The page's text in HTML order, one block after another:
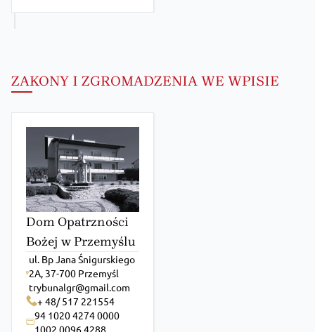
ZAKONY I ZGROMADZENIA WE WPISIE
Dom Opatrzności
Bożej w Przemyślu
ul. Bp Jana Śnigurskiego
2A, 37-700 Przemyśl
trybunalgr@gmail.com
+ 48/ 517 221554
94 1020 4274 0000
1002 0096 4288